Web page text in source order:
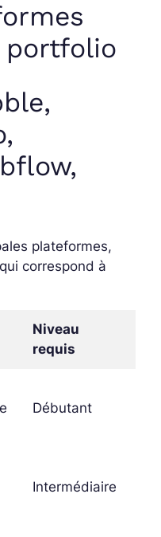
portfolio
plateformes,
correspond à
Niveau
requis
Débutant
Intermédiaire